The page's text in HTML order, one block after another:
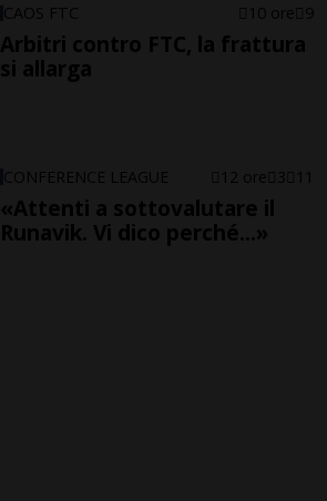
CAOS FTC 10 ore 9
Arbitri contro FTC, la frattura
si allarga
CONFERENCE LEAGUE 12 ore 3 11
«Attenti a sottovalutare il
Runavik. Vi dico perché...»